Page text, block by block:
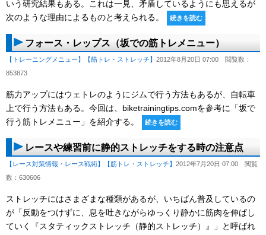
いう研究結果もある。これは一見、矛盾しているようにも思えるが
次のような理由によるものと考えられる。
続きを読む
フォース・レップス（坂での筋トレメニュー）
【トレーニングメニュー】 【筋トレ・ストレッチ】 2012年8月20日 07:00 閲覧数：
853873
筋力アップにはウェトレのようにジムで行う方法もあるが、自転車
上で行う方法もある。今回は、biketrainingtips.comを参考に「坂で
行う筋トレメニュー」を紹介する。
続きを読む
レースや練習前に静的ストレッチをする時の注意点
【レース対策情報・レース戦術】 【筋トレ・ストレッチ】 2012年7月20日 07:00 閲覧
数：630606
ストレッチにはさまざまな種類があるが、いちばん普及しているの
が「反動をつけずに、息を吐きながらゆっくり静かに筋肉を伸ばし
ていく『スタティックストレッチ（静的ストレッチ）』」と呼ばれ